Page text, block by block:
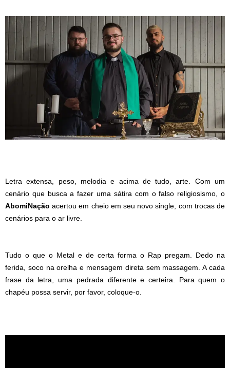
Letra extensa, peso, melodia e acima de tudo, arte. Com um
cenário que busca a fazer uma sátira com o falso religiosismo, o
AbomiNação acertou em cheio em seu novo single, com trocas de
cenários para o ar livre.
Tudo o que o Metal e de certa forma o Rap pregam. Dedo na
ferida, soco na orelha e mensagem direta sem massagem. A cada
frase da letra, uma pedrada diferente e certeira. Para quem o
chapéu possa servir, por favor, coloque-o.